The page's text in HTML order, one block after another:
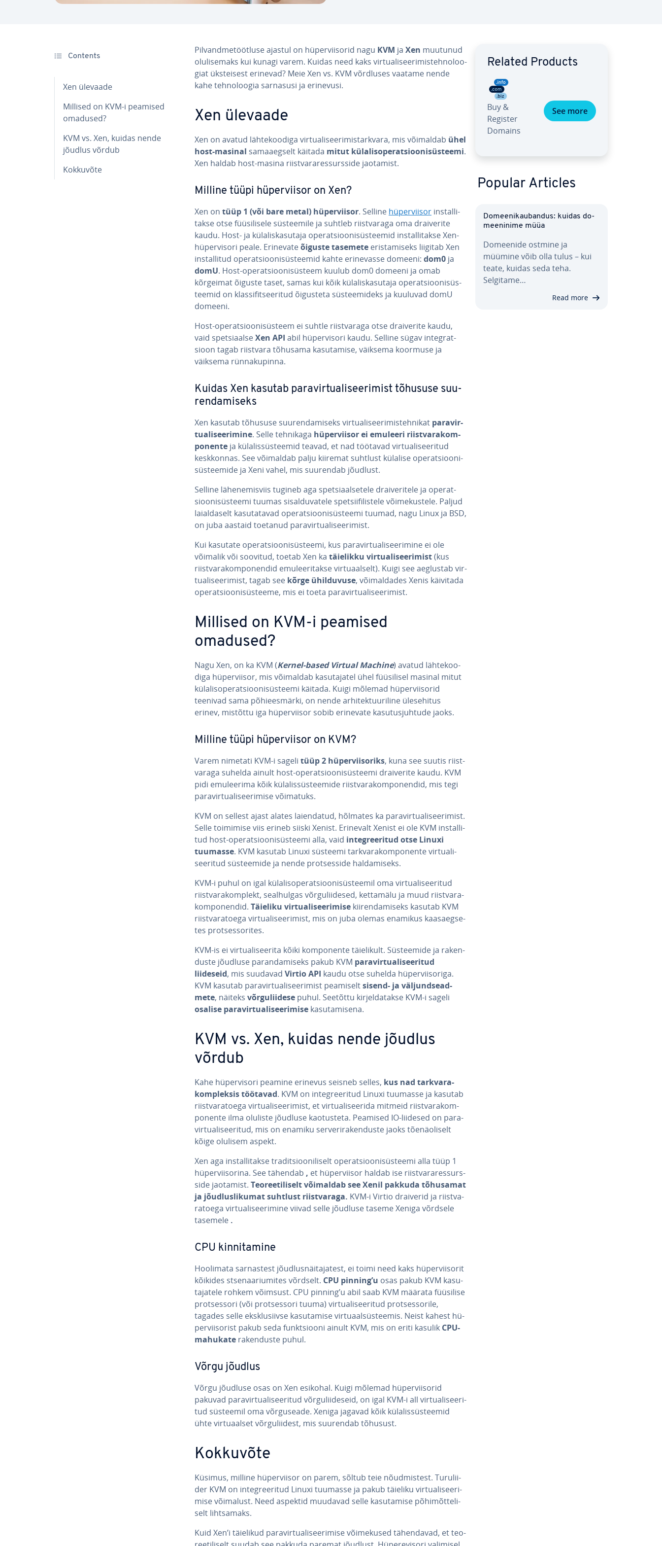
Contents
Xen ülevaade
Millised on KVM-i peamised
omadused?
KVM vs. Xen, kuidas nende
jõudlus võrdub
Kokkuvõte
Pil­vand­me­tööt­luse ajastul on hü­per­viiso­rid nagu KVM ja Xen muutunud
olu­li­se­maks kui kunagi varem. Kuidas need kaks vir­tua­li­see­ri­mis­teh­no­loo­
giat üks­tei­sest erinevad? Meie Xen vs. KVM võrdluses vaatame nende
kahe teh­no­loo­gia sarnasusi ja erinevusi.
Xen ülevaade
Xen on avatud läh­te­koo­diga vir­tua­li­see­ri­mis­tark­vara, mis võimaldab ühel
host-masinal sa­ma­aeg­selt käitada mitut kü­la­lisope­rat­sioo­ni­süs­teemi.
Xen haldab host-masina riist­va­ra­res­surs­side jaotamist.
Milline tüüpi hü­per­vii­sor on Xen?
Xen on tüüp 1 (või bare metal) hü­per­vii­sor. Selline hü­per­vii­sor ins­tal­li­
takse otse füü­si­li­sele süs­tee­mile ja suhtleb riist­va­raga oma drai­ve­rite
kaudu. Host- ja kü­la­lis­ka­su­taja ope­rat­sioo­ni­süs­tee­mid ins­tal­li­takse Xen-
hü­per­visori peale. Erinevateõiguste tasemete eris­ta­miseks liigitab Xen
ins­tal­li­tud ope­rat­sioo­ni­süs­tee­mid kahte eri­ne­vasse domeeni: dom0 ja
domU. Host-ope­rat­sioo­ni­süs­teem kuulub dom0 domeeni ja omab
kõrgeimat õiguste taset, samas kui kõik kü­la­lis­ka­su­taja ope­rat­sioo­ni­süs­
tee­mid on klas­si­fit­see­ri­tud õigusteta süs­teemi­deks ja kuuluvad domU
domeeni.
Host-ope­rat­sioo­ni­süs­teem ei suhtle riist­va­raga otse drai­ve­rite kaudu,
vaid spet­siaalseXen API abil hü­per­visori kaudu. Selline sügav in­teg­rat­
sioon tagab riistvara tõhusama ka­su­ta­mise, väiksema koormuse ja
väiksema rün­na­ku­pinna.
Kuidas Xen kasutab pa­ra­vir­tua­li­see­ri­mist tõhususe suu­
ren­da­miseks
Xen kasutab tõhususe suu­ren­da­miseks vir­tua­li­see­ri­mis­teh­ni­kat pa­ra­vir­
tua­li­see­ri­mine. Selle tehnikaga hü­per­vii­sor ei emuleeri riist­va­ra­kom­
po­nente ja kü­la­lis­süs­tee­mid teavad, et nad töötavad vir­tua­li­see­ri­tud
kesk­kon­nas. See võimaldab palju kiiremat suhtlust külalise ope­rat­sioo­ni­
süs­teemide ja Xeni vahel, mis suurendab jõudlust.
Selline lä­he­ne­mis­viis tugineb aga spet­siaal­se­tele drai­ve­ri­tele ja ope­rat­
sioo­ni­süs­teemi tuumas si­sal­du­va­tele spet­sii­fi­lis­tele või­me­kus­tele. Paljud
laial­da­selt ka­su­ta­ta­vad ope­rat­sioo­ni­süs­teemi tuumad, nagu Linux ja BSD,
on juba aastaid toetanud pa­ra­vir­tua­li­see­ri­mist.
Kui kasutate ope­rat­sioo­ni­süs­teemi, kus pa­ra­vir­tua­li­see­ri­mine ei ole
võimalik või soovitud, toetab Xen ka täielikku vir­tua­li­see­ri­mist(kus
riist­va­ra­kom­po­nen­did emu­lee­ri­takse vir­tuaal­selt). Kuigi see aeglustab vir­
tua­li­see­ri­mist, tagab see kõrge ühil­du­vuse, või­mal­da­des Xenis käivitada
ope­rat­sioo­ni­süs­teeme, mis ei toeta pa­ra­vir­tua­li­see­ri­mist.
Millised on KVM-i peamised
omadused?
Nagu Xen, on ka KVM (Kernel-based Virtual Machine) avatud läh­te­koo­
diga hü­per­vii­sor, mis võimaldab ka­su­ta­ja­tel ühel füü­si­li­sel masinal mitut
kü­la­lisope­rat­sioo­ni­süs­teemi käitada. Kuigi mõlemad hü­per­viiso­rid
teenivad sama põ­hi­ees­märki, on nende ar­hi­tek­tuu­ri­line üles­ehi­tus
erinev, mistõttu iga hü­per­vii­sor sobib erinevate ka­su­tus­juh­tude jaoks.
Milline tüüpi hü­per­vii­sor on KVM?
Varem nimetati KVM-i sageli tüüp 2 hü­per­viisoriks, kuna see suutis riist­
va­raga suhelda ainult host-ope­rat­sioo­ni­süs­teemi drai­ve­rite kaudu. KVM
pidi emu­lee­rima kõik kü­la­lis­süs­teemide riist­va­ra­kom­po­nen­did, mis tegi
pa­ra­vir­tua­li­see­ri­mise võimatuks.
KVM on sellest ajast alates laien­da­tud, hõlmates ka pa­ra­vir­tua­li­see­ri­mist.
Selle toimimise viis erineb siiski Xenist. Erinevalt Xenist ei ole KVM ins­tal­li­
tud host-ope­rat­sioo­ni­süs­teemi alla, vaid in­teg­ree­ri­tud otse Linuxi
tuumasse. KVM kasutab Linuxi süsteemi tark­va­ra­kom­po­nente vir­tua­li­
see­ri­tud süs­teemide ja nende prot­ses­side hal­da­miseks.
KVM-i puhul on igal kü­la­lisope­rat­sioo­ni­süs­tee­mil oma vir­tua­li­see­ri­tud
riist­va­ra­komp­lekt, seal­hul­gas võr­gu­lii­de­sed, kettamälu ja muud riist­va­ra­
kom­po­nen­did. Täieliku vir­tua­li­see­ri­mise kii­ren­da­miseks kasutab KVM
riist­va­ra­toega vir­tua­li­see­ri­mist, mis on juba olemas enamikus kaas­aeg­se­
tes prot­ses­so­ri­tes.
KVM-is ei vir­tua­li­see­rita kõiki kom­po­nente täie­li­kult. Süs­teemide ja ra­ken­
duste jõudluse pa­ran­da­miseks pakub KVM pa­ra­vir­tua­li­see­ri­tud
liideseid, mis suudavad Virtio API kaudu otse suhelda hü­per­viisoriga.
KVM kasutab pa­ra­vir­tua­li­see­ri­mist peamiseltsisend- ja väl­jund­sead­
mete, näiteks võr­gu­lii­d­ese puhul. Seetõttu kir­jel­da­takse KVM-i sageli
osalise pa­ra­vir­tua­li­see­ri­mise ka­su­ta­misena.
KVM vs. Xen, kuidas nende jõudlus
võrdub
Kahe hü­per­visori peamine erinevus seisneb selles, kus nad tark­va­ra­
komp­leksis töötavad. KVM on in­teg­ree­ri­tud Linuxi tuumasse ja kasutab
riist­va­ra­toega vir­tua­li­see­ri­mist, et vir­tua­li­see­rida mitmeid riist­va­ra­kom­
po­nente ilma oluliste jõudluse kao­tus­teta. Peamised IO-liidesed on pa­ra­
vir­tua­li­see­ri­tud, mis on enamiku ser­ve­ri­ra­ken­duste jaoks tõe­näo­li­selt
kõige olulisem aspekt.
Xen aga ins­tal­li­takse tra­dit­sioo­ni­li­selt ope­rat­sioo­ni­süs­teemi alla tüüp 1
hü­per­viisorina. See tähendab , et hü­per­vii­sor haldab ise riist­va­ra­res­surs­
side jaotamist. Teo­ree­ti­li­selt võimaldab see Xenil pakkuda tõhusamat
ja jõud­lus­li­ku­mat suhtlust riist­va­raga. KVM-i Virtio draiverid ja riist­va­
ra­toega vir­tua­li­see­ri­mine viivad selle jõudluse taseme Xeniga võrdsele
tasemele .
CPU kin­ni­ta­mine
Hoolimata sar­nas­test jõud­lus­näi­ta­ja­test, ei toimi need kaks hü­per­viisorit
kõikides stse­naa­riu­mi­tes võrdselt. CPU pinning’u osas pakub KVM ka­su­
ta­ja­tele rohkem võimsust. CPU pinning’u abil saab KVM määrata füüsilise
prot­ses­sori (või prot­ses­sori tuuma) vir­tua­li­see­ri­tud prot­ses­so­rile,
tagades selle eksklu­siivse ka­su­ta­mise vir­tuaal­süs­tee­mis. Neist kahest hü­
per­viisorist pakub seda funkt­siooni ainult KVM, mis on eriti kasulik CPU-
mahukate ra­ken­duste puhul.
Võrgu jõudlus
Võrgu jõudluse osas on Xen esikohal. Kuigi mõlemad hü­per­viiso­rid
pakuvad pa­ra­vir­tua­li­see­ri­tud võr­gu­lii­de­seid, on igal KVM-i all vir­tua­li­see­ri­
tud süsteemil oma võr­gu­seade. Xeniga jagavad kõik kü­la­lis­süs­tee­mid
ühte vir­tuaal­set võr­gu­lii­dest, mis suurendab tõhusust.
Kokkuvõte
Küsimus, milline hü­per­vii­sor on parem, sõltub teie nõud­mis­test. Tu­ru­lii­
der KVM on in­teg­ree­ri­tud Linuxi tuumasse ja pakub täieliku vir­tua­li­see­ri­
mise võimalust. Need aspektid muudavad selle ka­su­ta­mise põ­hi­mõt­te­li­
selt liht­sa­maks.
Kuid Xen’i täielikud pa­ra­vir­tua­li­see­ri­mise või­me­ku­sed tä­hen­da­vad, et teo­
Related Products
Buy &
Register
Domains
See more
Popular Articles
Do­mee­ni­kau­ban­dus: kuidas do­
mee­ninime müüa
Domeenide ostmine ja
müümine võib olla tulus – kui
teate, kuidas seda teha.
Selgitame…
Read more